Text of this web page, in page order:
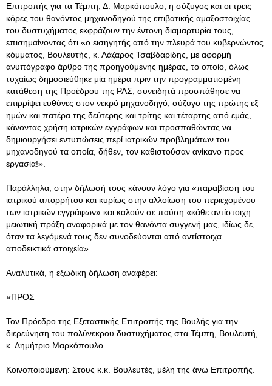
Επιτροπής για τα Τέμπη, Δ. Μαρκόπουλο, η σύζυγος και οι τρεις
κόρες του θανόντος μηχανοδηγού της επιβατικής αμαξοστοιχίας
του δυστυχήματος εκφράζουν την έντονη διαμαρτυρία τους,
επισημαίνοντας ότι «ο εισηγητής από την πλευρά του κυβερνώντος
κόμματος, Βουλευτής, κ. Λάζαρος Τσαβδαρίδης, με αφορμή
ανυπόγραφο άρθρο της προηγούμενης ημέρας, το οποίο, όλως
τυχαίως δημοσιεύθηκε μία ημέρα πριν την προγραμματισμένη
κατάθεση της Προέδρου της ΡΑΣ, συνειδητά προσπάθησε να
επιρρίψει ευθύνες στον νεκρό μηχανοδηγό, σύζυγο της πρώτης εξ
ημών και πατέρα της δεύτερης και τρίτης και τέταρτης από εμάς,
κάνοντας χρήση ιατρικών εγγράφων και προσπαθώντας να
δημιουργήσει εντυπώσεις περί ιατρικών προβλημάτων του
μηχανοδηγού τα οποία, δήθεν, τον καθιστούσαν ανίκανο προς
εργασία!».
Παράλληλα, στην δήλωσή τους κάνουν λόγο για «παραβίαση του
ιατρικού απορρήτου και κυρίως στην αλλοίωση του περιεχομένου
των ιατρικών εγγράφων» και καλούν σε παύση «κάθε αντίστοιχη
μειωτική πράξη αναφορικά με τον θανόντα συγγενή μας, ιδίως δε,
όταν τα λεγόμενά τους δεν συνοδεύονται από αντίστοιχα
αποδεικτικά στοιχεία».
Αναλυτικά, η εξώδικη δήλωση αναφέρει:
«ΠΡΟΣ
Τον Πρόεδρο της Εξεταστικής Επιτροπής της Βουλής για την
διερεύνηση του πολύνεκρου δυστυχήματος στα Τέμπη, Βουλευτή,
κ. Δημήτριο Μαρκόπουλο.
Κοινοποιούμενη: Στους κ.κ. Βουλευτές, μέλη της άνω Επιτροπής.